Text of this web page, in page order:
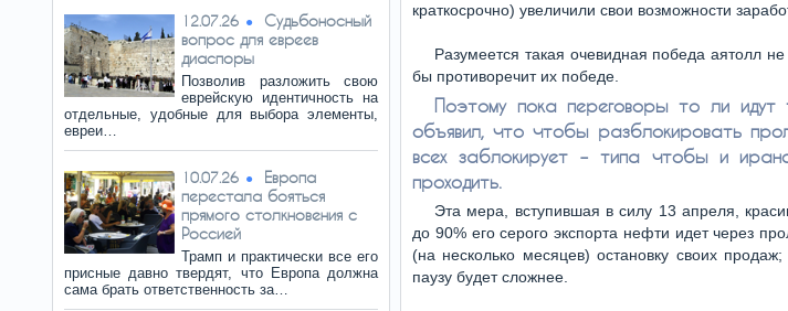
12.07.26
Судьбоносный
вопрос для евреев
диаспоры
Позволив разложить свою
еврейскую идентичность на
отдельные, удобные для выбора элементы,
евреи…
10.07.26
Европа
перестала бояться
прямого столкновения с
Россией
Трамп и практически все его
присные давно твердят, что Европа должна
сама брать ответственность за…
краткосрочно) увеличили свои возможности
Разумеется такая очевидная победа аятолл
бы противоречит их победе.
Поэтому пока переговоры то ли идут
объявил, что чтобы разблокировать
всех заблокирует – типа чтобы и
проходить.
Эта мера, вступившая в силу 13 апреля,
до 90% его серого экспорта нефти идет через
(на несколько месяцев) остановку своих
паузу будет сложнее.